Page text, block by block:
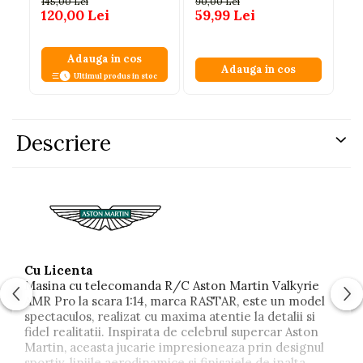
MHz (29 cm)
120,00 Lei
Adauga in cos
Ultimul produs in stoc
59,99 Lei
Adauga in cos
Descriere
Cu Licenta
Masina cu telecomanda R/C Aston Martin Valkyrie
AMR Pro la scara 1:14, marca RASTAR, este un model
spectaculos, realizat cu maxima atentie la detalii si
fidel realitatii. Inspirata de celebrul supercar Aston
Martin, aceasta jucarie impresioneaza prin designul